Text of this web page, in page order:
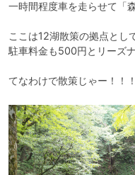
一時間程度車を走らせて「
ここは12湖散策の拠点とし
駐車料金も500円とリーズナ
てなわけで散策じゃー！！！